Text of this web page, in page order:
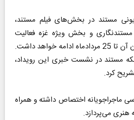
مستند در بخش‌های فیلم مستند،
و بخش ویژه غزه فعالیت
خود را آغاز کرده و فراخوان آن تا 25 مردادماه ادامه خواهد داشت.
مستند در نشست خبری این رویداد،
کرد.
ماجراجویانه اختصاص داشته و همراه
هنری می‌پردازد.